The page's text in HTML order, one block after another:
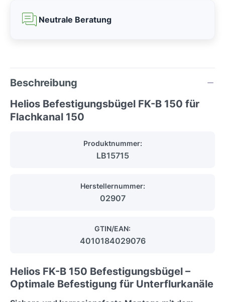
Neutrale Beratung
Beschreibung
Helios Befestigungsbügel FK-B 150 für
Flachkanal 150
Produktnummer:
LB15715
Herstellernummer:
02907
GTIN/EAN:
4010184029076
Helios FK-B 150 Befestigungsbügel –
Optimale Befestigung für Unterflurkanäle